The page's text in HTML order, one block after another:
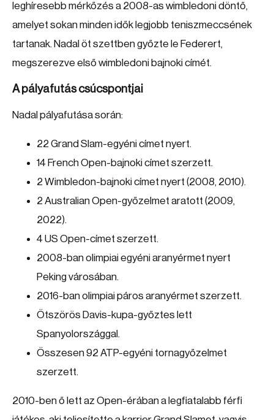
leghíresebb mérkőzés a 2008-as wimbledoni döntő,
amelyet sokan minden idők legjobb teniszmeccsének
tartanak. Nadal öt szettben győzte le Federert,
megszerezve első wimbledoni bajnoki címét.
A pályafutás csúcspontjai
Nadal pályafutása során:
22 Grand Slam-egyéni címet nyert.
14 French Open-bajnoki címet szerzett.
2 Wimbledon-bajnoki címet nyert (2008, 2010).
2 Australian Open-győzelmet aratott (2009,
2022).
4 US Open-címet szerzett.
2008-ban olimpiai egyéni aranyérmet nyert
Peking városában.
2016-ban olimpiai páros aranyérmet szerzett.
Ötszörös Davis-kupa-győztes lett
Spanyolországgal.
Összesen 92 ATP-egyéni tornagyőzelmet
szerzett.
2010-ben ő lett az Open-érában a legfiatalabb férfi